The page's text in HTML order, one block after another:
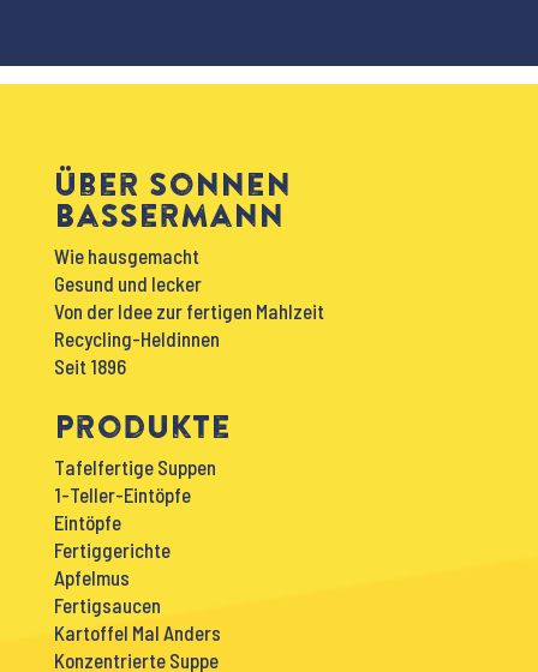
Über Sonnen
Bassermann
Wie hausgemacht
Gesund und lecker
Von der Idee zur fertigen Mahlzeit
Recycling-Heldinnen
Seit 1896
Produkte
Tafelfertige Suppen
1-Teller-Eintöpfe
Eintöpfe
Fertiggerichte
Apfelmus
Fertigsaucen
Kartoffel Mal Anders
Konzentrierte Suppe